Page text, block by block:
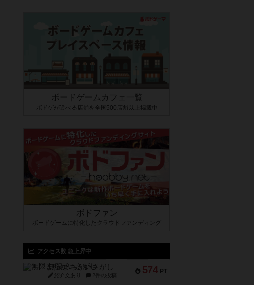
ボードゲームカフェ一覧
ボドゲが遊べる店舗を全国500店舗以上掲載中
ボドファン
ボードゲームに特化したクラウドファンディング
アクセス数 急上昇中
574 PT
無限まちがいさがし
紹介文あり 2件の投稿